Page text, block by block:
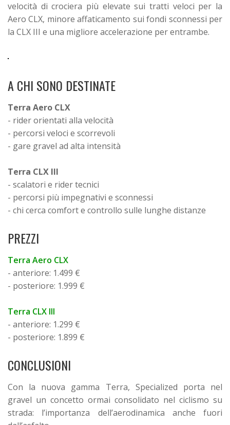
velocità di crociera più elevate sui tratti veloci per la
Aero CLX, minore affaticamento sui fondi sconnessi per
la CLX III e una migliore accelerazione per entrambe.
A CHI SONO DESTINATE
Terra Aero CLX
- rider orientati alla velocità
- percorsi veloci e scorrevoli
- gare gravel ad alta intensità
Terra CLX III
- scalatori e rider tecnici
- percorsi più impegnativi e sconnessi
- chi cerca comfort e controllo sulle lunghe distanze
PREZZI
Terra Aero CLX
- anteriore: 1.499 €
- posteriore: 1.999 €
Terra CLX III
- anteriore: 1.299 €
- posteriore: 1.899 €
CONCLUSIONI
Con la nuova gamma Terra, Specialized porta nel
gravel un concetto ormai consolidato nel ciclismo su
strada: l’importanza dell’aerodinamica anche fuori